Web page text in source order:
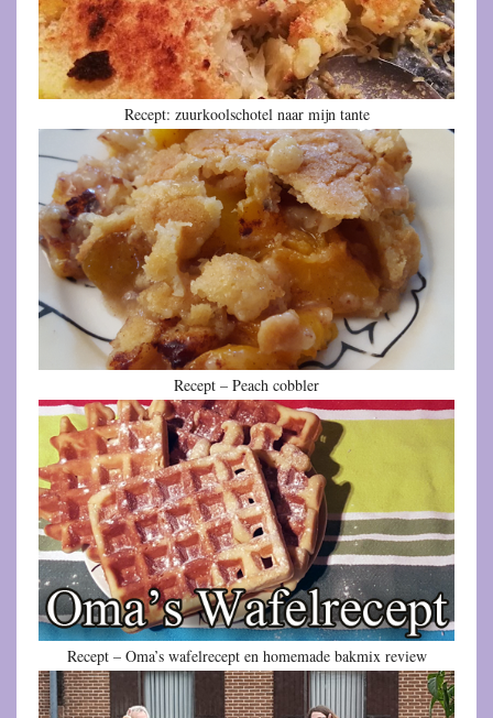
Recept: zuurkoolschotel naar mijn tante
Recept – Peach cobbler
Recept – Oma’s wafelrecept en homemade bakmix review